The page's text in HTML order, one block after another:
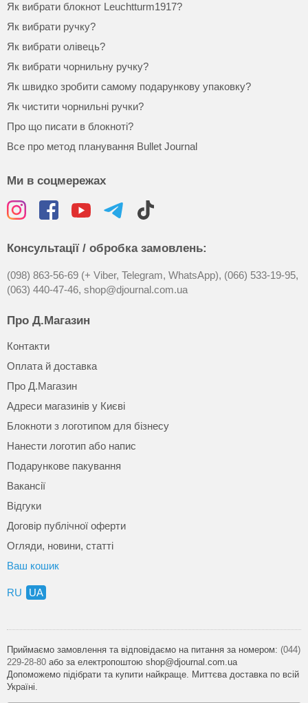
Як вибрати блокнот Leuchtturm1917?
Як вибрати ручку?
Як вибрати олівець?
Як вибрати чорнильну ручку?
Як швидко зробити самому подарункову упаковку?
Як чистити чорнильні ручки?
Про що писати в блокноті?
Все про метод планування Bullet Journal
Ми в соцмережах
Консультації / обробка замовлень:
(098) 863-56-69 (+ Viber, Telegram, WhatsApp), (066) 533-19-95,
(063) 440-47-46, shop@djournal.com.ua
Про Д.Магазин
Контакти
Оплата й доставка
Про Д.Магазин
Адреси магазинів у Києві
Блокноти з логотипом для бізнесу
Нанести логотип або напис
Подарункове пакування
Вакансії
Відгуки
Договір публічної оферти
Огляди, новини, статті
Ваш кошик
RU UA
Приймаємо замовлення та відповідаємо на питання за номером: (044)
229-28-80 або за електропоштою shop@djournal.com.ua
Допоможемо підібрати та купити найкраще. Миттєва доставка по всій
Україні.